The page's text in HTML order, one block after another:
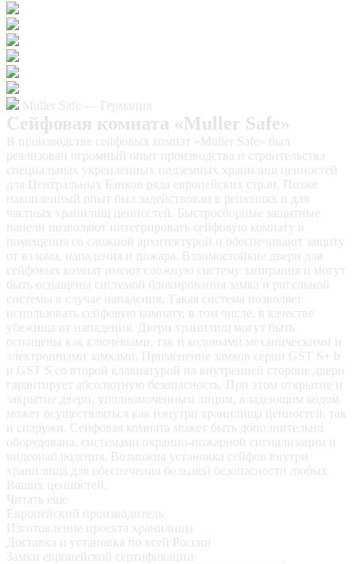
Muller Safe — Германия
Сейфовая комната «Muller Safe»
В производстве сейфовых комнат «Müller Safe» был
реализован огромный опыт производства и строительства
специальных укрепленных подземных хранилищ ценностей
для Центральных Банков ряда европейских стран. Позже
накопленный опыт был задействован в решениях и для
частных хранилищ ценностей. Быстросборные защитные
панели позволяют интегрировать сейфовую комнату в
помещения со сложной архитектурой и обеспечивают защиту
от взлома, нападения и пожара. Взломостойкие двери для
сейфовых комнат имеют сложную систему запирания и могут
быть оснащены системой блокирования замка и ригельной
системы в случае нападения. Такая система позволяет
использовать сейфовую комнату, в том числе, в качестве
убежища от нападения. Двери хранилищ могут быть
оснащены как ключевыми, так и кодовыми механическими и
электронными замками. Применение замков серии GST S+ b
и GST S со второй клавиатурой на внутренней стороне двери
гарантирует абсолютную безопасность. При этом открытие и
закрытие двери, уполномоченным лицом, владеющим кодом
может осуществляться как изнутри хранилища ценностей, так
и снаружи. Сейфовая комната может быть дополнительно
оборудована, системами охранно-пожарной сигнализации и
видеонаблюдения. Возможна установка сейфов внутри
хранилища для обеспечения большей безопасности любых
Ваших ценностей.
Читать еще
Европейский производитель
Изготовление проекта хранилища
Доставка и установка по всей России
Замки европейской сертификации